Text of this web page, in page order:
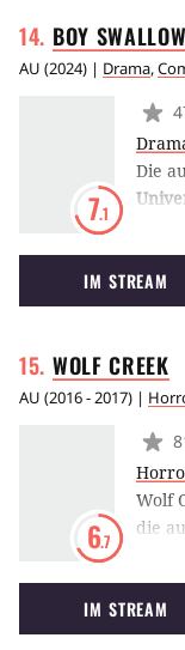
auf
BOY
AU (2024) | Drama,
7.1
Die
IM STREAM
WOLFCREEK
AU (2016 - 2017) |
6.7
Wolf
die
um
den
IM STREAM